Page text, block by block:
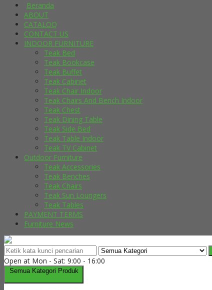
Beranda
ABOUT
CATALOQ
CONTACT US
INDOOR FURNITURE
Teak Bed
Teak Bookcase
Teak Buffet
Teak Cabinet
Teak Chair Indoor
Teak Chairs And Bench Indoor
Teak Chest
Teak Dining Table
Teak Side Bed
Teak Table Indoor
Teak TV Cabinet
Outdoor Furniture
Teak Accessories
Teak Benches
Teak Chairs
Teak Sun Loungers
Teak Tables
PAYMENT TERMS
Furniture News
Open at Mon - Sat: 9:00 - 16:00
Semua Kategori Produk